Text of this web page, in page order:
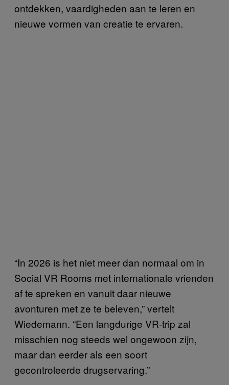
ontdekken, vaardigheden aan te leren en
nieuwe vormen van creatie te ervaren.
“In 2026 is het niet meer dan normaal om in
Social VR Rooms met internationale vrienden
af te spreken en vanuit daar nieuwe
avonturen met ze te beleven,” vertelt
Wiedemann. “Een langdurige VR-trip zal
misschien nog steeds wel ongewoon zijn,
maar dan eerder als een soort
gecontroleerde drugservaring.”